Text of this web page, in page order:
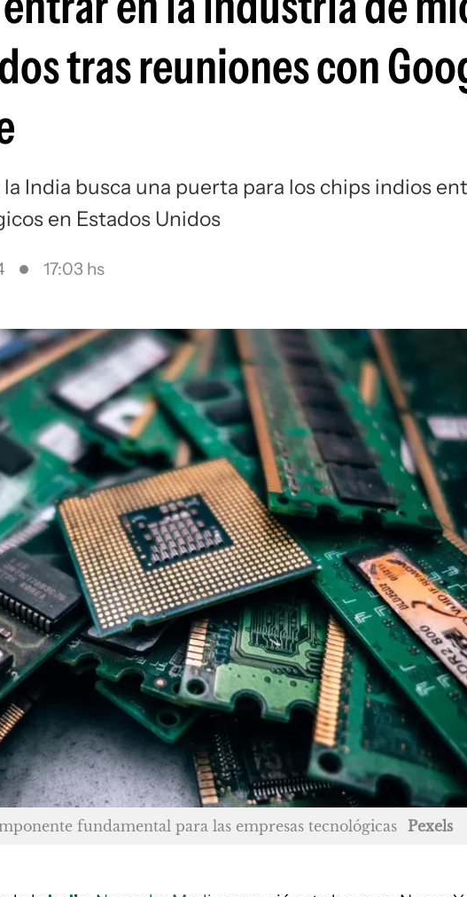
tras reuniones con
India busca una puerta para los chips indios
en Estados Unidos
17:03 hs
fundamental para las empresas tecnológicas Pexels